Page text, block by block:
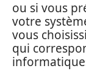
ou si vous
votre
vous
qui